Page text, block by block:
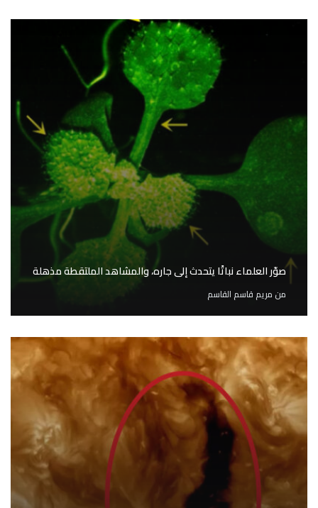
صوّر العلماء نباتًا يتحدث إلى جاره، والمشاهد الملتقطة مذهلة
من مريم قاسم القاسم